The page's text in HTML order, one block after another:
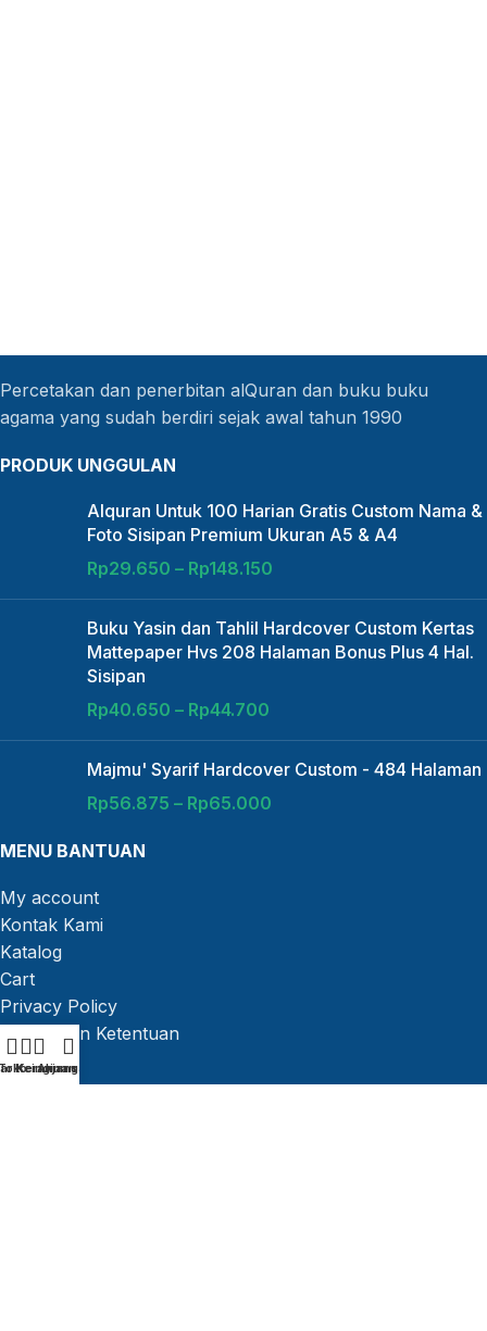
Percetakan dan penerbitan alQuran dan buku buku
agama yang sudah berdiri sejak awal tahun 1990
PRODUK UNGGULAN
Alquran Untuk 100 Harian Gratis Custom Nama &
Foto Sisipan Premium Ukuran A5 & A4
Rp29.650 – Rp148.150
Buku Yasin dan Tahlil Hardcover Custom Kertas
Mattepaper Hvs 208 Halaman Bonus Plus 4 Hal.
Sisipan
Rp40.650 – Rp44.700
Majmu' Syarif Hardcover Custom - 484 Halaman
Rp56.875 – Rp65.000
MENU BANTUAN
My account
Kontak Kami
Katalog
Cart
Privacy Policy
Syarat dan Ketentuan
Sitemap
Keinginan
Keranjang
Akun saya